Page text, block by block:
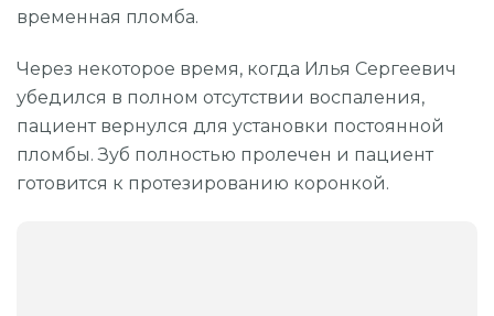
временная пломба.
Через некоторое время, когда Илья Сергеевич
убедился в полном отсутствии воспаления,
пациент вернулся для установки постоянной
пломбы. Зуб полностью пролечен и пациент
готовится к протезированию коронкой.